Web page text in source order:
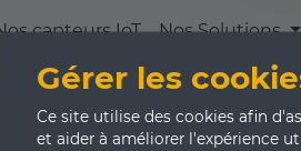
capteurs IoT Nos Solutions
Gérer les
Ce site utilise des cookies afin
et aider à améliorer l'expérience